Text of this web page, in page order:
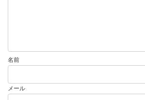
名前
メール